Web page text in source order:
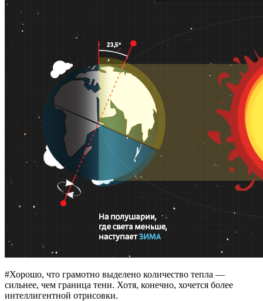
#Хорошо, что грамотно выделено количество тепла —
сильнее, чем граница тени. Хотя, конечно, хочется более
интеллигентной отрисовки.